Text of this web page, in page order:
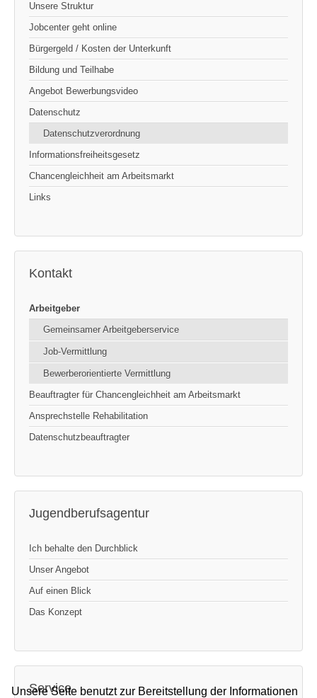
Unsere Struktur
Jobcenter geht online
Bürgergeld / Kosten der Unterkunft
Bildung und Teilhabe
Angebot Bewerbungsvideo
Datenschutz
Datenschutzverordnung
Informationsfreiheitsgesetz
Chancengleichheit am Arbeitsmarkt
Links
Kontakt
Arbeitgeber
Gemeinsamer Arbeitgeberservice
Job-Vermittlung
Bewerberorientierte Vermittlung
Beauftragter für Chancengleichheit am Arbeitsmarkt
Ansprechstelle Rehabilitation
Datenschutzbeauftragter
Jugendberufsagentur
Ich behalte den Durchblick
Unser Angebot
Auf einen Blick
Das Konzept
Service
Unsere Seite benutzt zur Bereitstellung der Informationen